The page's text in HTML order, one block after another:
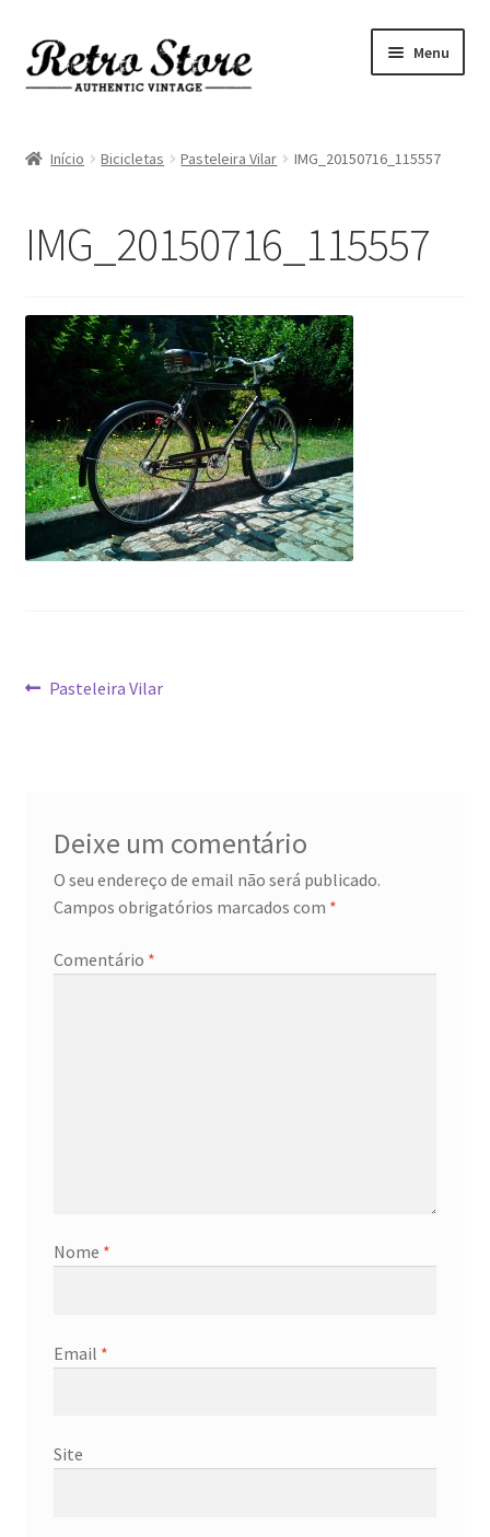
Ir
para
a
Saltar
para
o
Menu
Loja
Início Bicicletas Pasteleira Vilar IMG_20150716_115557
IMG_20150716_115557
Navegação
Artigo
Pasteleira Vilar
Deixe um comentário
O seu endereço de email não será publicado.
Campos obrigatórios marcados com *
Comentário *
Nome *
Email *
Site